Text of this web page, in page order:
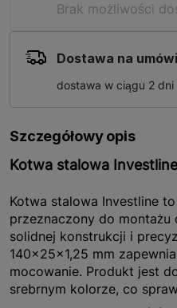
Brak możliwości
Dostawa na
dostawa w ciągu 2 dni
Szczegółowy opis
Kotwa stalowa Investline
Kotwa stalowa Investline
przeznaczony do montażu
solidnej konstrukcji i
140x25x1,25 mm
mocowanie. Produkt jest
srebrnym kolorze, co